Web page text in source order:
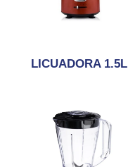
LICUADORA 1.5L